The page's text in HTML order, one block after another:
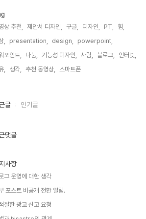
상 추천, 제안서 디자인, 구글, 디자인, PT,
힘,
,
presentation, design,
powerpoint,
포인트,
나눔, 기능성 디자인, 사람, 블로그,
인터넷,
,
생각, 추천 동영상, 스마트폰,
글 인기글
댓글
사항
그 운영에 대한 생각
포스트 비공개 전환 알림.
절한 광고 신고 요청